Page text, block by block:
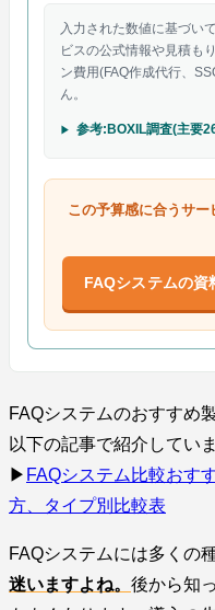
入力された数値に基づい
ビスの公式情報や見積も
ン費用(FAQ作成代行、
ん。
参考:BOXIL調査(主要
この予算感に合うサー
FAQシステムの資
FAQシステムのおすすめ
以下の記事で紹介してい
▶︎ FAQシステム比較おす
方、タイプ別比較表
FAQシステムには多くの
迷いますよね。 後から知